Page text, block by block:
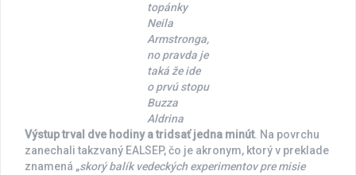
topánky
Neila
Armstronga,
no pravda je
taká že ide
o prvú stopu
Buzza
Aldrina
Výstup trval dve hodiny a tridsať jedna minút. Na povrchu
zanechali takzvaný EALSEP, čo je akronym, ktorý v preklade
znamená „skorý balík vedeckých experimentov pre misie